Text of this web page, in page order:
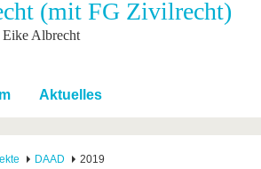
Profil
dem Ausland an die BTU
internationale
Weiterbildungsangebote
(mit FG Zivilrecht)
Albrecht
Aktuelles
DAAD 2019